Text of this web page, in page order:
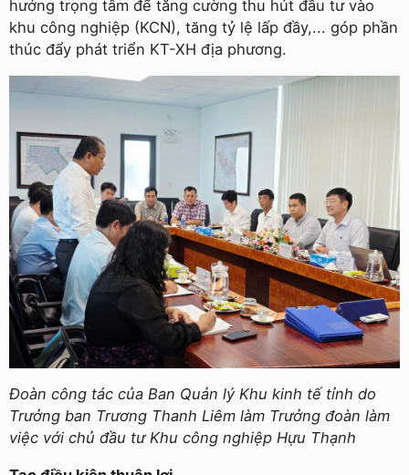
hướng trọng tâm để tăng cường thu hút đầu tư vào
khu công nghiệp (KCN), tăng tỷ lệ lấp đầy,... góp phần
thúc đẩy phát triển KT-XH địa phương.
Đoàn công tác của Ban Quản lý Khu kinh tế tỉnh do
Trưởng ban Trương Thanh Liêm làm Trưởng đoàn làm
việc với chủ đầu tư Khu công nghiệp Hựu Thạnh